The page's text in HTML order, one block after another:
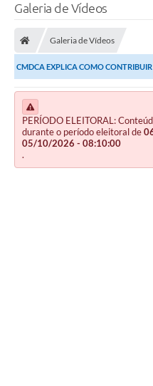
Galeria de Vídeos
Galeria de Vídeos
CMDCA EXPLICA COMO
PERÍODO ELEITORAL:
durante o período eleitoral de
05/10/2026 - 08:10:00
.